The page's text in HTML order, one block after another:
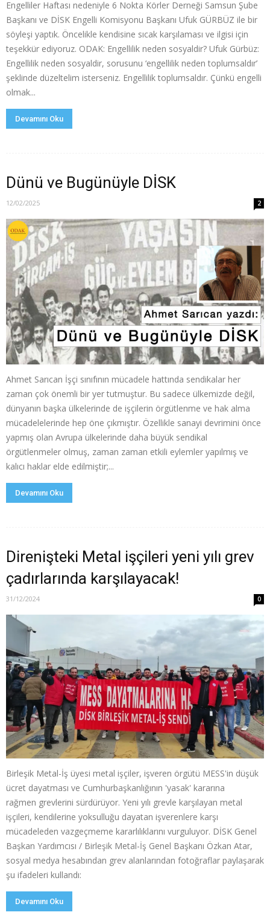
Engelliler Haftası nedeniyle 6 Nokta Körler Derneği Samsun Şube
Başkanı ve DİSK Engelli Komisyonu Başkanı Ufuk GÜRBÜZ ile bir
söyleşi yaptık. Öncelikle kendisine sıcak karşılaması ve ilgisi için
teşekkür ediyoruz. ODAK: Engellilik neden sosyaldir? Ufuk Gürbüz:
Engellilik neden sosyaldir, sorusunu ‘engellilik neden toplumsaldır’
şeklinde düzeltelim isterseniz. Engellilik toplumsaldır. Çünkü engelli
olmak...
Devamını Oku
Dünü ve Bugünüyle DİSK
12/02/2025 2
Ahmet Sarıcan İşçi sınıfının mücadele hattında sendikalar her
zaman çok önemli bir yer tutmuştur. Bu sadece ülkemizde değil,
dünyanın başka ülkelerinde de işçilerin örgütlenme ve hak alma
mücadelelerinde hep öne çıkmıştır. Özellikle sanayi devrimini önce
yapmış olan Avrupa ülkelerinde daha büyük sendikal
örgütlenmeler olmuş, zaman zaman etkili eylemler yapılmış ve
kalıcı haklar elde edilmiştir;...
Devamını Oku
Direnişteki Metal işçileri yeni yılı grev
çadırlarında karşılayacak!
31/12/2024 0
Birleşik Metal-İş üyesi metal işçiler, işveren örgütü MESS'in düşük
ücret dayatması ve Cumhurbaşkanlığının 'yasak' kararına
rağmen grevlerini sürdürüyor. Yeni yılı grevle karşılayan metal
işçileri, kendilerine yoksulluğu dayatan işverenlere karşı
mücadeleden vazgeçmeme kararlılıklarını vurguluyor. DİSK Genel
Başkan Yardımcısı / Birleşik Metal-İş Genel Başkanı Özkan Atar,
sosyal medya hesabından grev alanlarından fotoğraflar paylaşarak
şu ifadeleri kullandı:
Devamını Oku